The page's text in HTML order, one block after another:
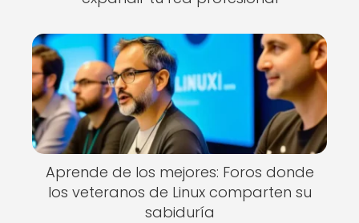
Aprende de los mejores: Foros donde
los veteranos de Linux comparten su
sabiduría